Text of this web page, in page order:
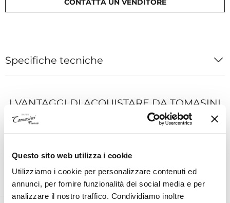
Questo sito web utilizza i cookie
Utilizziamo i cookie per personalizzare contenuti ed
annunci, per fornire funzionalità dei social media e per
analizzare il nostro traffico. Condividiamo inoltre
CONTATTA UN VENDITORE
Specifiche tecniche
I VANTAGGI DI ACQUISTARE DA TOMASINI
ESPERTO PERSONALE ON
DEMAND AL TUO SERVIZIO
PER TUTTE LE MARCHE